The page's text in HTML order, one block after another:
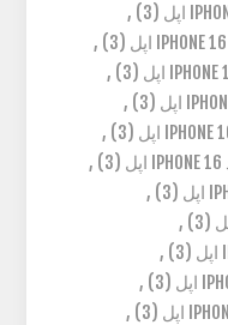
(3)
,
(3)
,
(3)
,
(3)
,
(3)
,
(3)
,
(3)
,
(3)
,
(3)
,
(3)
,
(3)
,